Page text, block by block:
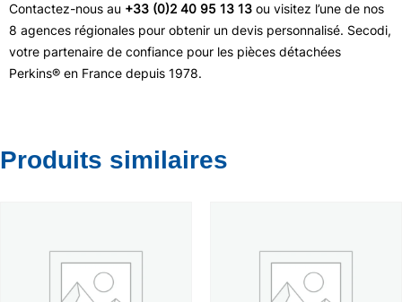
Contactez-nous au +33 (0)2 40 95 13 13 ou visitez l’une de nos
8 agences régionales pour obtenir un devis personnalisé. Secodi,
votre partenaire de confiance pour les pièces détachées
Perkins® en France depuis 1978.
Produits similaires